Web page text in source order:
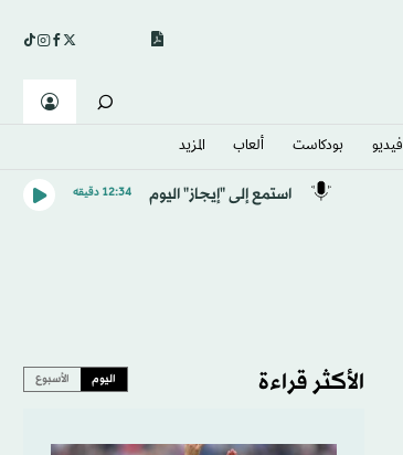
فيديو بودكاست ألعاب المزيد
استمع إلى "إيجاز" اليوم 12:34 دقيقه
الأكثر قراءة اليوم الأسبوع